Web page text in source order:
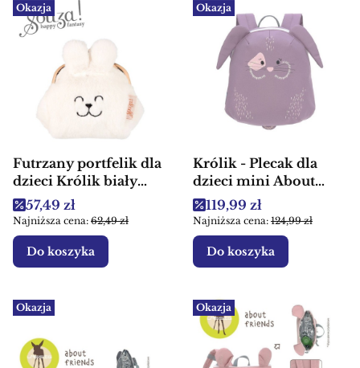
Okazja
Futrzany portfelik dla
dzieci Królik biały
Souza!
Cena promocyjna
57,49 zł
Najniższa cena: 62,49 zł
Do koszyka
Okazja
Królik - Plecak dla
dzieci mini About
Friends Lassig
Cena promocyjna
119,99 zł
Najniższa cena: 124,99 zł
Do koszyka
Okazja Okazja